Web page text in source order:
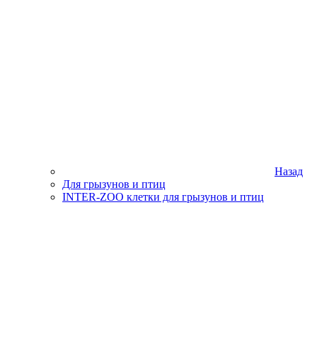
Назад
Для грызунов и птиц
INTER-ZOO клетки для грызунов и птиц